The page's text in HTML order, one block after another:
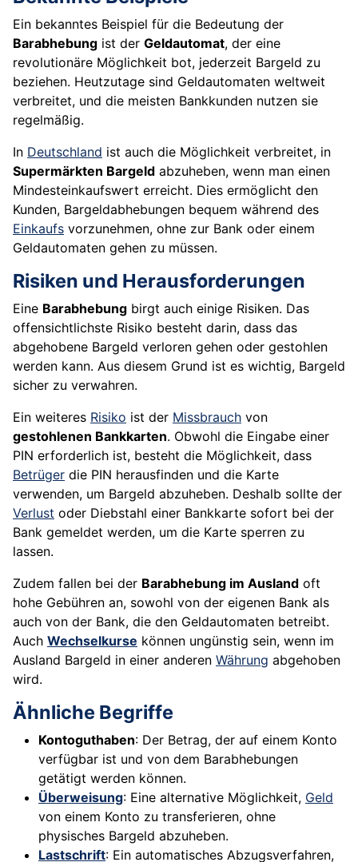
Ein bekanntes Beispiel für die Bedeutung der
Barabhebung ist der Geldautomat, der eine
revolutionäre Möglichkeit bot, jederzeit Bargeld zu
beziehen. Heutzutage sind Geldautomaten weltweit
verbreitet, und die meisten Bankkunden nutzen sie
regelmäßig.
In Deutschland ist auch die Möglichkeit verbreitet, in
Supermärkten Bargeld abzuheben, wenn man einen
Mindesteinkaufswert erreicht. Dies ermöglicht den
Kunden, Bargeldabhebungen bequem während des
Einkaufs vorzunehmen, ohne zur Bank oder einem
Geldautomaten gehen zu müssen.
Risiken und Herausforderungen
Eine Barabhebung birgt auch einige Risiken. Das
offensichtlichste Risiko besteht darin, dass das
abgehobene Bargeld verloren gehen oder gestohlen
werden kann. Aus diesem Grund ist es wichtig, Bargeld
sicher zu verwahren.
Ein weiteres Risiko ist der Missbrauch von
gestohlenen Bankkarten. Obwohl die Eingabe einer
PIN erforderlich ist, besteht die Möglichkeit, dass
Betrüger die PIN herausfinden und die Karte
verwenden, um Bargeld abzuheben. Deshalb sollte der
Verlust oder Diebstahl einer Bankkarte sofort bei der
Bank gemeldet werden, um die Karte sperren zu
lassen.
Zudem fallen bei der Barabhebung im Ausland oft
hohe Gebühren an, sowohl von der eigenen Bank als
auch von der Bank, die den Geldautomaten betreibt.
Auch Wechselkurse können ungünstig sein, wenn im
Ausland Bargeld in einer anderen Währung abgehoben
wird.
Ähnliche Begriffe
Kontoguthaben: Der Betrag, der auf einem Konto
verfügbar ist und von dem Barabhebungen
getätigt werden können.
Überweisung: Eine alternative Möglichkeit, Geld
von einem Konto zu transferieren, ohne
physisches Bargeld abzuheben.
Lastschrift: Ein automatisches Abzugsverfahren,